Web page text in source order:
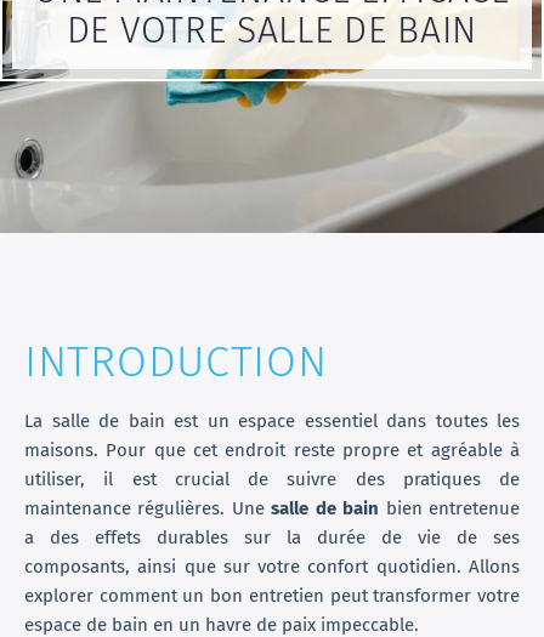
DE VOTRE SALLE DE BAIN
INTRODUCTION
La salle de bain est un espace essentiel dans toutes les
maisons. Pour que cet endroit reste propre et agréable à
utiliser, il est crucial de suivre des pratiques de
maintenance régulières. Unesalle de bain bien entretenue
a des effets durables sur la durée de vie de ses
composants, ainsi que sur votre confort quotidien. Allons
explorer comment un bon entretien peut transformer votre
espace de bain en un havre de paix impeccable.